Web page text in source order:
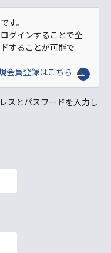
す。
グインすることで全
することが可能で
会員登録はこちら
スとパスワードを入力し